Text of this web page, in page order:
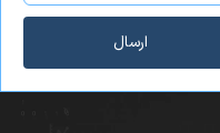
ارسال